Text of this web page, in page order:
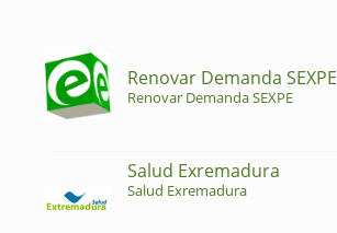
Renovar Demanda SEXPE
Renovar Demanda SEXPE
Salud Exremadura
Salud Exremadura